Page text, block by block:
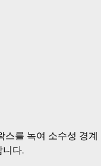
스를 녹여 소수성 경계
니다.